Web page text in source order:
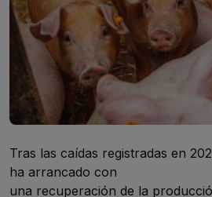
Tras las caídas registradas en
ha arrancado con
una recuperación de la